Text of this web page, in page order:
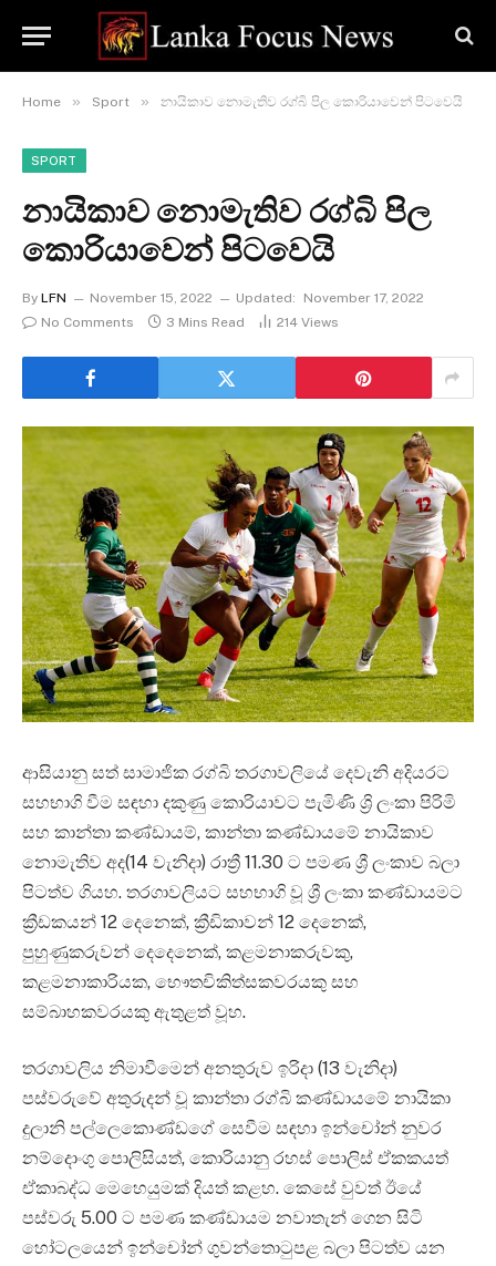
Home » Sport » නායිකාව නොමැතිව රග්බි පිල කොරියාවෙන් පිටවෙයි
SPORT
නායිකාව නොමැතිව රග්බි පිල
කොරියාවෙන් පිටවෙයි
By LFN November 15, 2022 Updated:
November 17, 2022
No Comments
3 Mins Read 214 Views
ආසියානු සත් සාමාජික රග්බි තරගාවලියේ දෙවැනි අදියරට
සහභාගි වීම සඳහා දකුණු කොරියාවට පැමිණි ශ්‍රි ලංකා පිරිමි
සහ කාන්තා කණ්ඩායම්, කාන්තා කණ්ඩායමේ නායිකාව
නොමැතිව අද(14 වැනිදා) රාත්‍රී 11.30 ට පමණ ශ්‍රී ලංකාව බලා
පිටත්ව ගියහ. තරගාවලියට සහභාගි වූ ශ්‍රී ලංකා කණ්ඩායමට
ක්‍රීඩකයන් 12 දෙනෙක්, ක්‍රීඩිකාවන් 12 දෙනෙක්,
පුහුණුකරුවන් දෙදෙනෙක්, කළමනාකරුවකු,
කළමනාකාරියක, භෞතචිකිත්සකවරයකු සහ
සම්බාහකවරයකු ඇතුළත් වූහ.
තරගාවලිය නිමාවීමෙන් අනතුරුව ඉරිදා (13 වැනිදා)
පස්වරුවේ අතුරුදන් වූ කාන්තා රග්බි කණ්ඩායමේ නායිකා
දුලානි පල්ලෙකොණ්ඩගේ සෙවීම සඳහා ඉන්චෝන් නුවර
නම්දොංගු පොලිසියත්, කොරියානු රහස් පොලිස් ඒකකයත්
ඒකාබද්ධ මෙහෙයුමක් දියත් කළහ. කෙසේ වුවත් ඊයේ
පස්වරු 5.00 ට පමණ කණ්ඩායම නවාතැන් ගෙන සිටි
හෝටලයෙන් ඉන්චෝන් ගුවන්තොටුපළ බලා පිටත්ව යන